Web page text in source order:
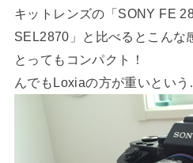
キットレンズの「SONY FE
SEL2870」と比べるとこんな
とってもコンパクト！
んでもLoxiaの方が重いという